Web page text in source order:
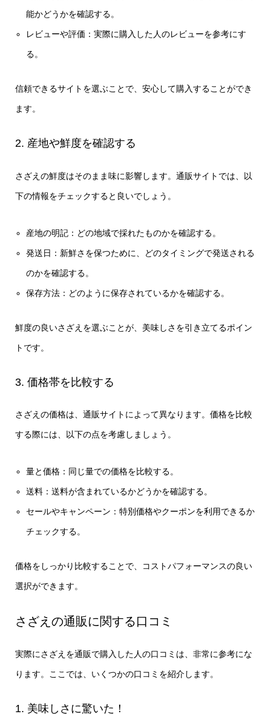
能かどうかを確認する。
レビューや評価：実際に購入した人のレビューを参考にす
る。
信頼できるサイトを選ぶことで、安心して購入することができ
ます。
2. 産地や鮮度を確認する
さざえの鮮度はそのまま味に影響します。通販サイトでは、以
下の情報をチェックすると良いでしょう。
産地の明記：どの地域で採れたものかを確認する。
発送日：新鮮さを保つために、どのタイミングで発送される
のかを確認する。
保存方法：どのように保存されているかを確認する。
鮮度の良いさざえを選ぶことが、美味しさを引き立てるポイン
トです。
3. 価格帯を比較する
さざえの価格は、通販サイトによって異なります。価格を比較
する際には、以下の点を考慮しましょう。
量と価格：同じ量での価格を比較する。
送料：送料が含まれているかどうかを確認する。
セールやキャンペーン：特別価格やクーポンを利用できるか
チェックする。
価格をしっかり比較することで、コストパフォーマンスの良い
選択ができます。
さざえの通販に関する口コミ
実際にさざえを通販で購入した人の口コミは、非常に参考にな
ります。ここでは、いくつかの口コミを紹介します。
1. 美味しさに驚いた！